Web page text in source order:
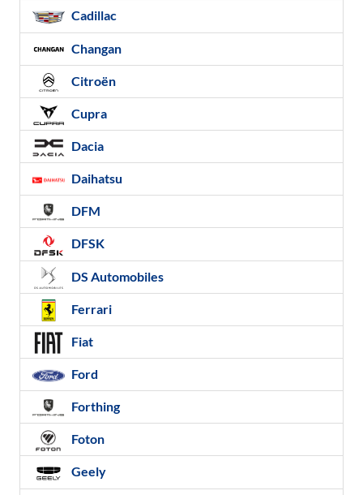
Cadillac
Changan
Citroën
Cupra
Dacia
Daihatsu
DFM
DFSK
DS Automobiles
Ferrari
Fiat
Ford
Forthing
Foton
Geely